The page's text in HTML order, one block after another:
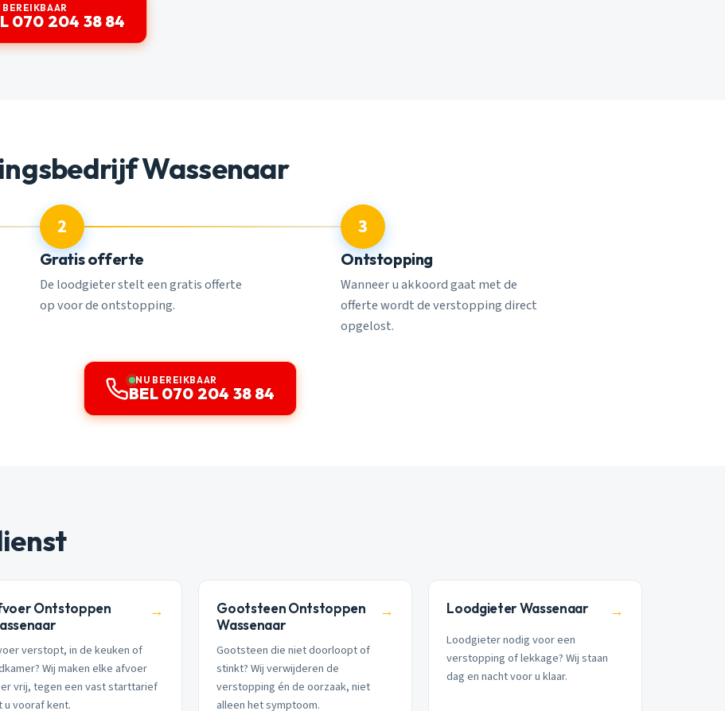
BEREIKBAAR
070 204 38 84
Wassenaar
2
Gratis offerte
De loodgieter stelt een gratis offerte
op voor de ontstopping.
3
Ontstopping
Wanneer u akkoord gaat met de
offerte wordt de verstopping direct
opgelost.
NU BEREIKBAAR
BEL 070 204 38 84
Ontstoppen
→
verstopt, in de keuken of
Wij maken elke afvoer
vrij, tegen een vast starttarief
u vooraf kent.
Gootsteen Ontstoppen
Wassenaar
→
Gootsteen die niet doorloopt of
stinkt? Wij verwijderen de
verstopping én de oorzaak, niet
alleen het symptoom.
Loodgieter Wassenaar →
Loodgieter nodig voor een
verstopping of lekkage? Wij staan
dag en nacht voor u klaar.